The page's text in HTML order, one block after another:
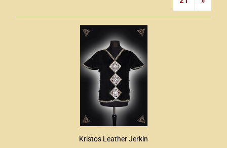
Kristos Leather Jerkin